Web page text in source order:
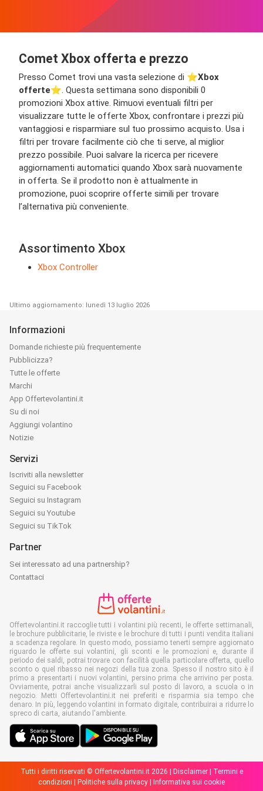
Comet Xbox offerta e prezzo
Presso Comet trovi una vasta selezione di ⭐️Xbox
offerte⭐️. Questa settimana sono disponibili 0
promozioni Xbox attive. Rimuovi eventuali filtri per
visualizzare tutte le offerte Xbox, confrontare i prezzi più
vantaggiosi e risparmiare sul tuo prossimo acquisto. Usa i
filtri per trovare facilmente ciò che ti serve, al miglior
prezzo possibile. Puoi salvare la ricerca per ricevere
aggiornamenti automatici quando Xbox sarà nuovamente
in offerta. Se il prodotto non è attualmente in
promozione, puoi scoprire offerte simili per trovare
l’alternativa più conveniente.
Assortimento Xbox
Xbox Controller
Ultimo aggiornamento: lunedì 13 luglio 2026
Informazioni
Domande richieste più frequentemente
Pubblicizza?
Tutte le offerte
Marchi
App Offertevolantini.it
Su di noi
Aggiungi volantino
Notizie
Servizi
Iscriviti alla newsletter
Seguici su Facebook
Seguici su Instagram
Seguici su Youtube
Seguici su TikTok
Partner
Sei interessato ad una partnership?
Contattaci
Offertevolantini.it raccoglie tutti i volantini più recenti, le offerte settimanali,
le brochure pubblicitarie, le riviste e le brochure di tutti i punti vendita italiani
a scadenza regolare. In questo modo, possiamo tenerti sempre aggiornato
riguardo le offerte sui volantini, gli sconti e le promozioni e, durante il
periodo dei saldi, potrai trovare con facilità quella particolare offerta, quello
sconto o quel ribasso nei negozi della tua zona. Spesso il nostro sito è il
primo a presentarti i nuovi volantini, persino prima che arrivino per posta.
Ovviamente, potrai anche visualizzarli sul posto di lavoro, a scuola o in
negozio. Metti Offertevolantini.it nei preferiti e risparmia sia tempo che
denaro. In più, leggendo volantini in formato digitale, contribuirai a ridurre lo
spreco di carta, aiutando l'ambiente.
Tutti i diritti riservati © Offertevolantini.it 2026 | Disclaimer| Termini e
condizioni | Politiche sulla privacy | Informativa sui cookie